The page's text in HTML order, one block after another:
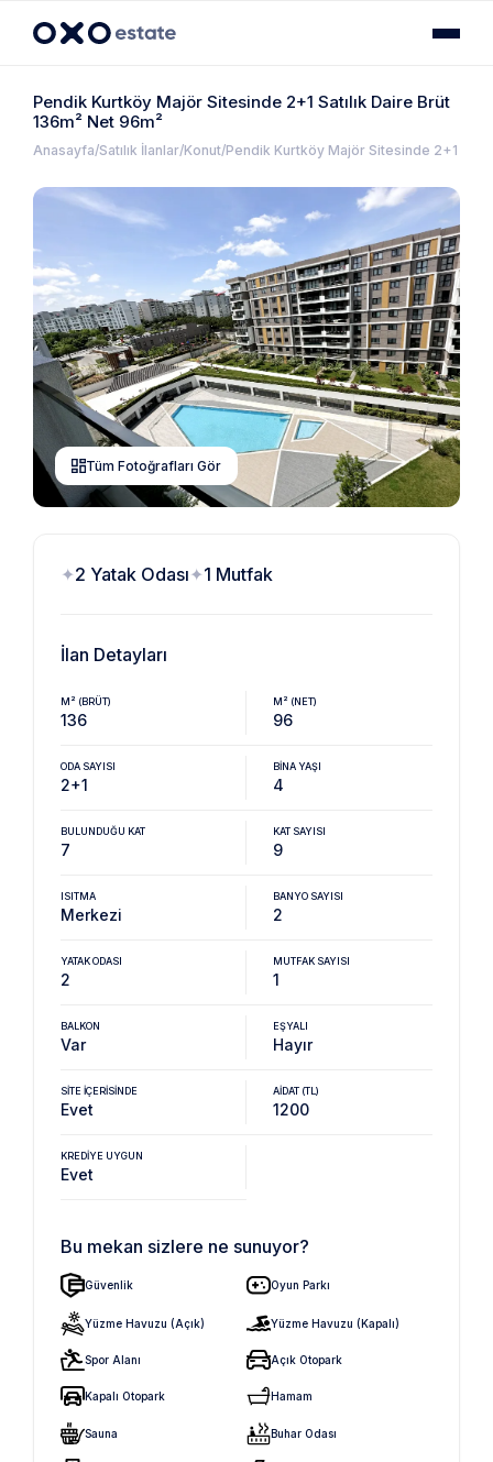
Pendik Kurtköy Majör Sitesinde 2+1 Satılık Daire Brüt
136m² Net 96m²
Anasayfa Satılık İlanlar Konut Pendik Kurtköy Majör Sitesinde 2+1
Tüm Fotoğrafları Gör
2 Yatak Odası 1 Mutfak
İlan Detayları
M² (BRÜT)
136
M² (NET)
96
ODA SAYISI
2+1
BINA YAŞI
4
BULUNDUĞU KAT
7
KAT SAYISI
9
ISITMA
Merkezi
BANYO SAYISI
2
YATAK ODASI
2
MUTFAK SAYISI
1
BALKON
Var
EŞYALI
Hayır
SITE İÇERISINDE
Evet
AIDAT (TL)
1200
KREDIYE UYGUN
Evet
Bu mekan sizlere ne sunuyor?
Güvenlik Oyun Parkı
Yüzme Havuzu (Açık) Yüzme Havuzu (Kapalı)
Spor Alanı Açık Otopark
Kapalı Otopark Hamam
Sauna Buhar Odası